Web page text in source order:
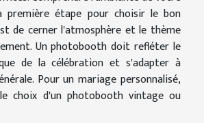
première étape pour choisir le bon
de cerner l'atmosphère et le thème
Un photobooth doit refléter le
de la célébration et s'adapter à
Pour un mariage personnalisé,
choix d'un photobooth vintage ou